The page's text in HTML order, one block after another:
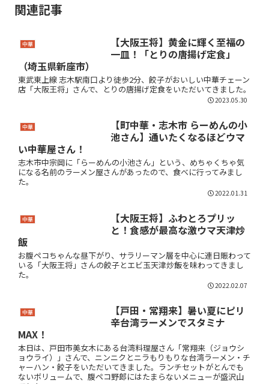
関連記事
中華
【大阪王将】黄金に輝く至福の
一皿！「とりの唐揚げ定食」
（埼玉県新座市）
東武東上線 志木駅南口より徒歩2分、餃子がおいしい中華チェーン
店「大阪王将」さんで、とりの唐揚げ定食をいただいてきました。
2023.05.30
中華
【町中華・志木市 らーめんの小
池さん】通いたくなるほどウマ
い中華屋さん！
志木市中宗岡に「らーめんの小池さん」という、めちゃくちゃ気
になる名前のラーメン屋さんがあったので、食べに行ってみまし
た。
2022.01.31
中華
【大阪王将】ふわとろプリッ
と！食感が最高な激ウマ天津炒
飯
お腹ペコちゃんな昼下がり、サラリーマン層を中心に連日賑わって
いる「大阪王将」さんの餃子とエビ玉天津炒飯を味わってきまし
た。
2022.02.07
中華
【戸田・常翔来】暑い夏にピリ
辛台湾ラーメンでスタミナ
MAX！
本日は、戸田市美女木にある台湾料理屋さん「常翔来（ジョウシ
ョウライ）」さんで、ニンニクとニラもりもりな台湾ラーメン・チ
ャーハン・餃子をいただいてきました。ランチセットがとんでも
ないボリュームで、腹ペコ野郎にはたまらないメニューが盛沢山